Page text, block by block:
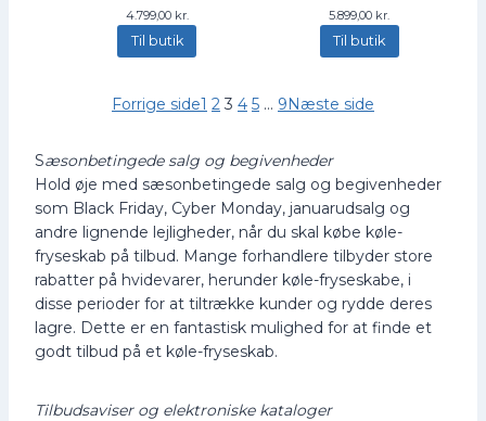
4.799,00 kr.
Til butik
5.899,00 kr.
Til butik
Forrige side1 2 3 4 5 … 9Næste side
Sæsonbetingede salg og begivenheder
Hold øje med sæsonbetingede salg og begivenheder
som Black Friday, Cyber Monday, januarudsalg og
andre lignende lejligheder, når du skal købe køle-
fryseskab på tilbud. Mange forhandlere tilbyder store
rabatter på hvidevarer, herunder køle-fryseskabe, i
disse perioder for at tiltrække kunder og rydde deres
lagre. Dette er en fantastisk mulighed for at finde et
godt tilbud på et køle-fryseskab.
Tilbudsaviser og elektroniske kataloger